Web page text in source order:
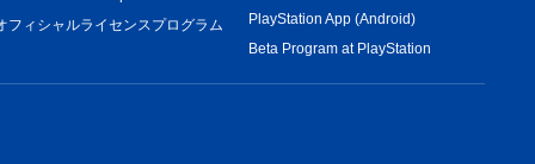
フィシャルライセンスプログラム
PlayStation App (Android)
Beta Program at PlayStation